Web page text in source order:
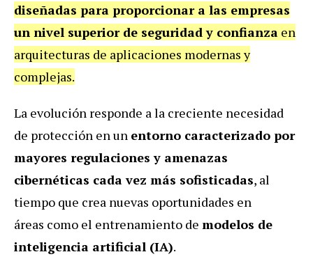
diseñadas para proporcionar a las empresas
un nivel superior de seguridad y confianza en
arquitecturas de aplicaciones modernas y
complejas.
La evolución responde a la creciente necesidad
de protección en un entorno caracterizado por
mayores regulaciones y amenazas
cibernéticas cada vez más sofisticadas, al
tiempo que crea nuevas oportunidades en
áreas como el entrenamiento de modelos de
inteligencia artificial (IA).